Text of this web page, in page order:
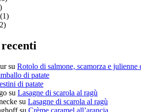
(1)
su Rotolo di salmone, scamorza e julienne
di patate
di patate
su Lasagne di scarola al ragù
su Lasagne di scarola al ragù